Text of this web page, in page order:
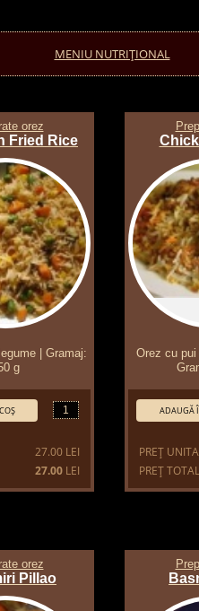
MENIU NUTRIȚIONAL
orez
Fried Rice
| Gramaj:
g
27.00 LEI
27.00 LEI
Orez cu pui
Cantitate:
PREŢ
PREŢ
ADAUGĂ
orez
Pillao